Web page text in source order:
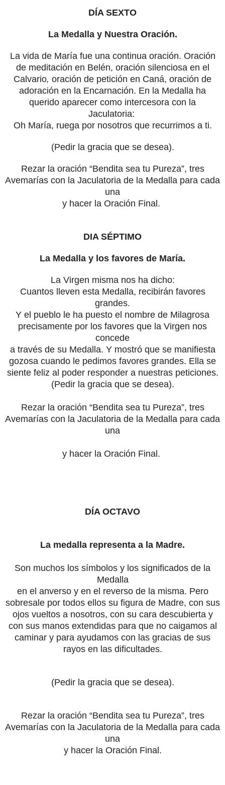
DÍA SEXTO
La Medalla y Nuestra Oración.
La vida de María fue una continua oración. Oración
de meditación en Belén, oración silenciosa en el
Calvario, oración de petición en Caná, oración de
adoración en la Encarnación. En la Medalla ha
querido aparecer como intercesora con la
Jaculatoria:
Oh María, ruega por nosotros que recurrimos a ti.
(Pedir la gracia que se desea).
Rezar la oración “Bendita sea tu Pureza”, tres
Avemarías con la Jaculatoria de la Medalla para cada
una
y hacer la Oración Final.
DIA SÉPTIMO
La Medalla y los favores de María.
La Virgen misma nos ha dicho:
Cuantos lleven esta Medalla, recibirán favores
grandes.
Y el pueblo le ha puesto el nombre de Milagrosa
precisamente por los favores que la Virgen nos
concede
a través de su Medalla. Y mostró que se manifiesta
gozosa cuando le pedimos favores grandes. Ella se
siente feliz al poder responder a nuestras peticiones.
(Pedir la gracia que se desea).
Rezar la oración “Bendita sea tu Pureza”, tres
Avemarías con la Jaculatoria de la Medalla para cada
una
y hacer la Oración Final.
DÍA OCTAVO
La medalla representa a la Madre.
Son muchos los símbolos y los significados de la
Medalla
en el anverso y en el reverso de la misma. Pero
sobresale por todos ellos su figura de Madre, con sus
ojos vueltos a nosotros, con su cara descubierta y
con sus manos extendidas para que no caigamos al
caminar y para ayudamos con las gracias de sus
rayos en las dificultades.
(Pedir la gracia que se desea).
Rezar la oración “Bendita sea tu Pureza”, tres
Avemarías con la Jaculatoria de la Medalla para cada
una
y hacer la Oración Final.